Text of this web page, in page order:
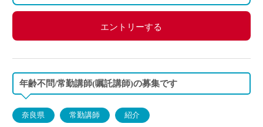
◇保険：私学共済、雇用保険、労災保険
エントリーする
年齢不問/常勤講師(嘱託講師)の募集です
奈良県 常勤講師 紹介